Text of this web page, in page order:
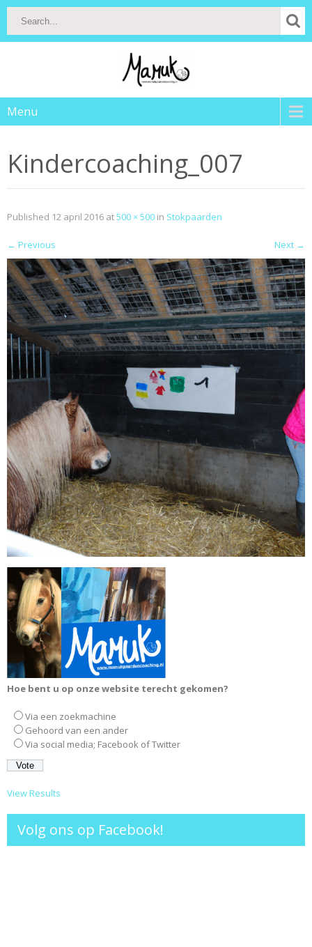
Menu
Kindercoaching_007
Published 12 april 2016 at500 × 500 in Stokpaarden
← Previous Next →
Hoe bent u op onze website terecht gekomen?
Via een zoekmachine
Gehoord van een ander
Via social media; Facebook of Twitter
View Results
Volg ons op Facebook!